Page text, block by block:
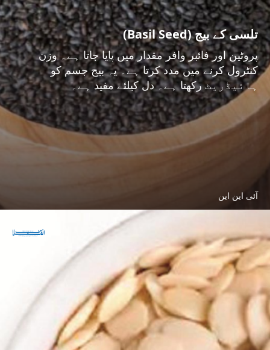
تلسی کے بیج (Basil Seed)
پروٹین اور فائبر وافر مقدار میں پایا جاتا ہے۔ وزن
کنٹرول کرنے میں مدد کرتا ہے۔ یہ بیج جسم کو
ہائیڈریٹ رکھتا ہے۔ دل کیلئے مفید ہے۔
آئی این این